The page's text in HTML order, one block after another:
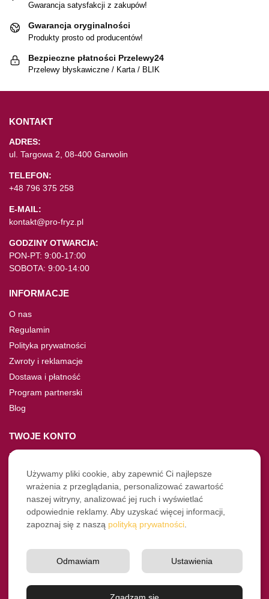
Gwarancja satysfakcji z zakupów!
Gwarancja oryginalności
Produkty prosto od producentów!
Bezpieczne płatności Przelewy24
Przelewy błyskawiczne / Karta / BLIK
KONTAKT
ADRES:
ul. Targowa 2, 08-400 Garwolin
TELEFON:
+48 796 375 258
E-MAIL:
kontakt@pro-fryz.pl
GODZINY OTWARCIA:
PON-PT: 9:00-17:00
SOBOTA: 9:00-14:00
INFORMACJE
O nas
Regulamin
Polityka prywatności
Zwroty i reklamacje
Dostawa i płatność
Program partnerski
Blog
TWOJE KONTO
Moje konto
Nie pamiętasz hasła?
Twoje zamówienia
NASZE SOCIALE
Instagram
© Pro-Fryz.pl 2021-2026
Używamy pliki cookie, aby zapewnić Ci najlepsze
wrażenia z przeglądania, personalizować zawartość
naszej witryny, analizować jej ruch i wyświetlać
odpowiednie reklamy. Aby uzyskać więcej informacji,
zapoznaj się z naszą polityką prywatności
Ustawienia
Odmawiam